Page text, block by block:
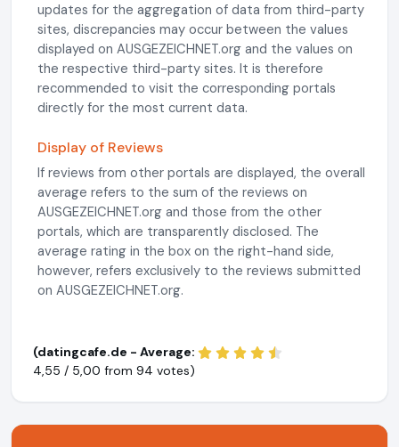
updates for the aggregation of data from third-party
sites, discrepancies may occur between the values
displayed on AUSGEZEICHNET.org and the values on
the respective third-party sites. It is therefore
recommended to visit the corresponding portals
directly for the most current data.
Display of Reviews
If reviews from other portals are displayed, the overall
average refers to the sum of the reviews on
AUSGEZEICHNET.org and those from the other
portals, which are transparently disclosed. The
average rating in the box on the right-hand side,
however, refers exclusively to the reviews submitted
on AUSGEZEICHNET.org.
(datingcafe.de - Average:
4,55 / 5,00 from 94 votes)